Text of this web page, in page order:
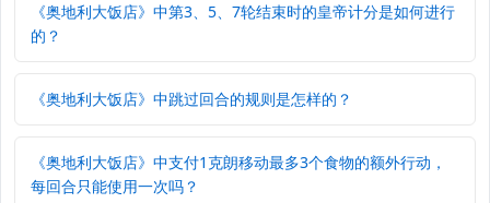
《奥地利大饭店》中第3、5、7轮结束时的皇帝计分是如何进行
的？
《奥地利大饭店》中跳过回合的规则是怎样的？
《奥地利大饭店》中支付1克朗移动最多3个食物的额外行动，
每回合只能使用一次吗？